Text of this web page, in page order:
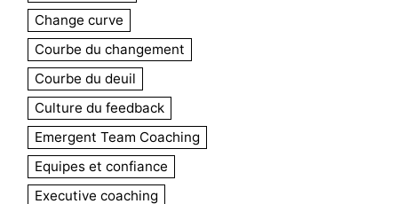
Change curve
Courbe du changement
Courbe du deuil
Culture du feedback
Emergent Team Coaching
Equipes et confiance
Executive coaching